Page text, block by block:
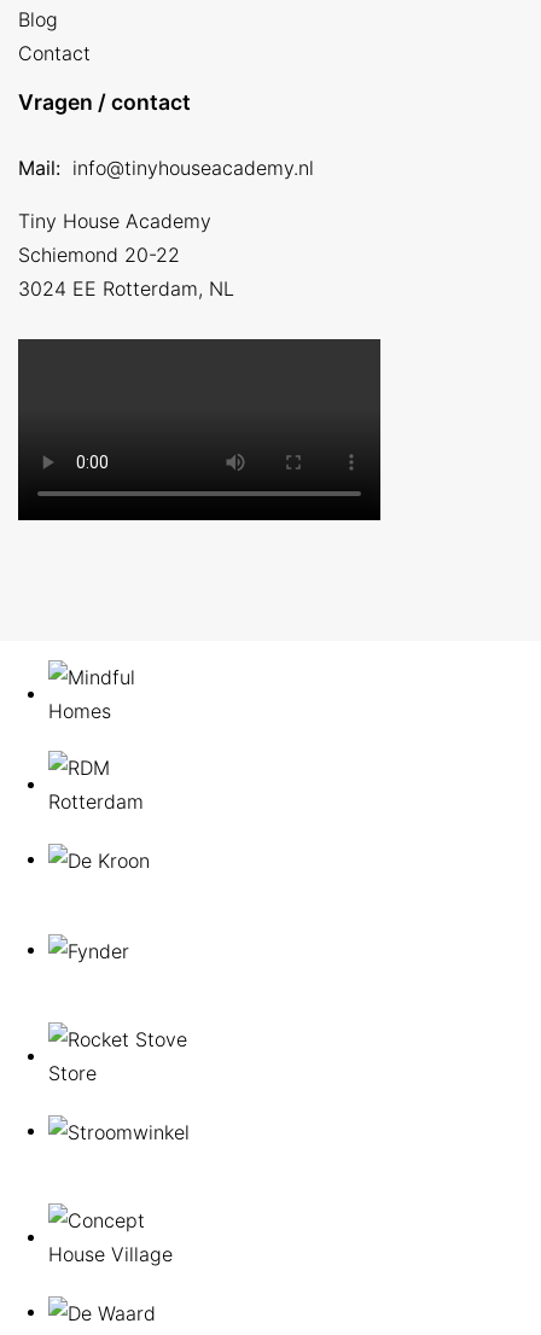
Blog
Contact
Vragen / contact
Mail: info@tinyhouseacademy.nl
Tiny House Academy
Schiemond 20-22
3024 EE Rotterdam, NL